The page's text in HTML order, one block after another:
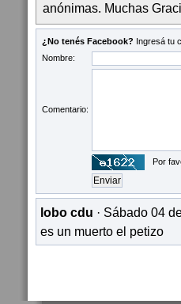
anónimas. Muchas
¿No tenés Facebook? Ingresá tu
Nombre:
Comentario:
Por
lobo cdu · Sábado 04
es un muerto el petizo